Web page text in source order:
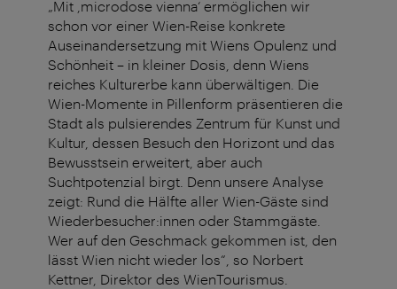
„Mit ,microdose vienna‘ ermöglichen wir
schon vor einer Wien-Reise konkrete
Auseinandersetzung mit Wiens Opulenz und
Schönheit – in kleiner Dosis, denn Wiens
reiches Kulturerbe kann überwältigen. Die
Wien-Momente in Pillenform präsentieren die
Stadt als pulsierendes Zentrum für Kunst und
Kultur, dessen Besuch den Horizont und das
Bewusstsein erweitert, aber auch
Suchtpotenzial birgt. Denn unsere Analyse
zeigt: Rund die Hälfte aller Wien-Gäste sind
Wiederbesucher:innen oder Stammgäste.
Wer auf den Geschmack gekommen ist, den
lässt Wien nicht wieder los“, so Norbert
Kettner, Direktor des WienTourismus.